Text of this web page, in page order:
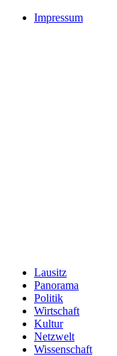
Impressum
Lausitz
Panorama
Politik
Wirtschaft
Kultur
Netzwelt
Wissenschaft